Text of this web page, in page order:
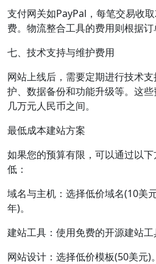
支付网关如PayPal，每笔交易收
费。物流整合工具的费用则根据订
七、技术支持与维护费用
网站上线后，需要定期进行技术
护、数据备份和功能升级等。这
几万元人民币之间。
最低成本建站方案
如果您的预算有限，可以通过以
低：
域名与主机：选择低价域名(10美
年)。
建站工具：使用免费的开源建站
网站设计：选择低价模板(50美元)。